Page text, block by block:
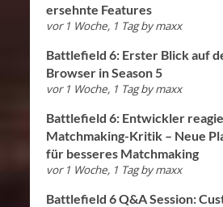
ersehnte Features
vor 1 Woche, 1 Tag bymaxx
Battlefield 6: Erster Blick auf
Browser in Season 5
vor 1 Woche, 1 Tag bymaxx
Battlefield 6: Entwickler
Matchmaking-Kritik – Neue
für besseres Matchmaking
vor 1 Woche, 1 Tag bymaxx
Battlefield 6 Q&A Session: